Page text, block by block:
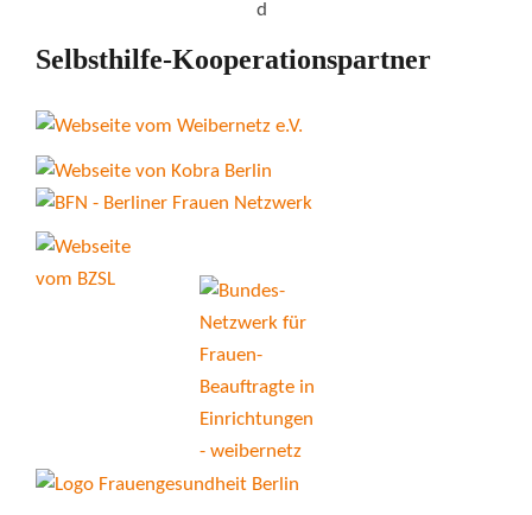
Selbsthilfe-Kooperationspartner